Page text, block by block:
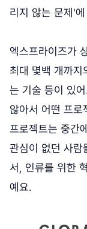
리지 않는 문제'
엑스프라이즈가
최대 몇백 개까지
는 기술 등이 있
않아서 어떤 프로
프로젝트는 중간
관심이 없던 사람
서, 인류를 위한
예요.